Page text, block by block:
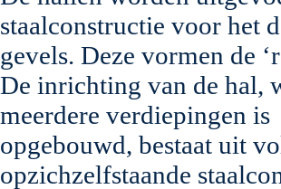
staalconstructie voor het
gevels. Deze vormen de
De inrichting van de hal,
meerdere verdiepingen is
opgebouwd, bestaat uit
opzichzelfstaande